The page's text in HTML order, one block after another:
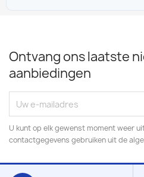
Ontvang ons laatste
aanbiedingen
U kunt op elk gewenst moment weer
contactgegevens gebruiken uit de